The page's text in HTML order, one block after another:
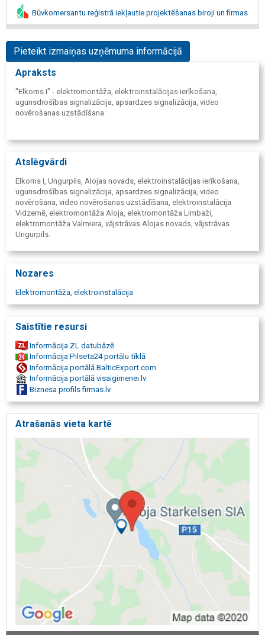
Būvkomersantu reģistrā iekļautie projektēšanas biroji un firmas
Pieteikt izmaiņas uzņēmuma informācijā
Apraksts
"Elkoms I" - elektromontāža, elektroinstalācijas ierīkošana,
ugunsdrošības signalizācija, apsardzes signalizācija, video
novērošanas uzstādīšana.
Atslēgvārdi
Elkoms I, Ungurpils, Alojas novads, elektroinstalācijas ierīkošana,
ugunsdrošības signalizācija, apsardzes signalizācija, video
novērošana, video novērošanas uzstādīšana, elektroinstalācija
Vidzemē, elektromontāža Aloja, elektromontāža Limbaži,
elektromontāža Valmiera, vājstrāvas Alojas novads, vājstrāvas
Ungurpils.
Nozares
Elektromontāža, elektroinstalācija
Saistītie resursi
Informācija ZL datubāzē
Informācija Pilseta24 portālu tīklā
Informācija portālā BalticExport.com
Informācija portālā visaigimenei.lv
Biznesa profils firmas.lv
Atrašanās vieta kartē